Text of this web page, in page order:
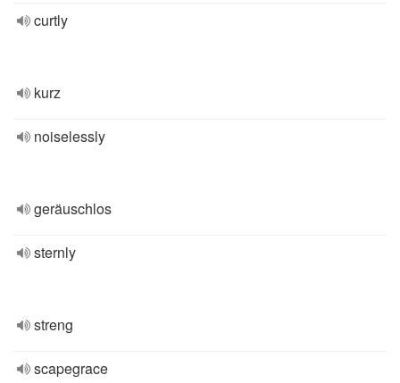
curtly
kurz
noiselessly
geräuschlos
sternly
streng
scapegrace